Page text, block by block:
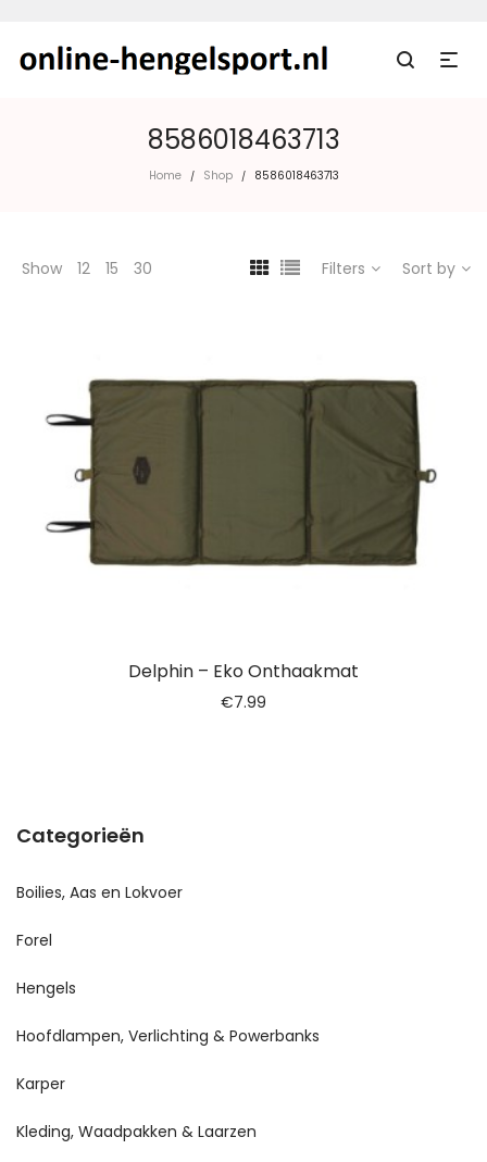
8586018463713
Home / Shop / 8586018463713
Show 12 15 30 Filters Sort by
Delphin – Eko Onthaakmat
€7.99
Categorieën
Boilies, Aas en Lokvoer
Forel
Hengels
Hoofdlampen, Verlichting & Powerbanks
Karper
Kleding, Waadpakken & Laarzen